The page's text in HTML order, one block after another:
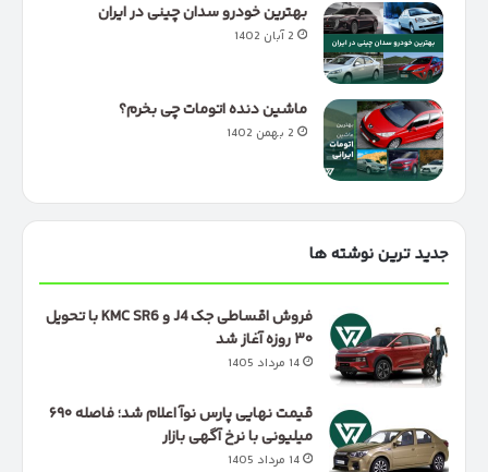
بهترین خودرو سدان چینی در ایران
2 آبان 1402
ماشین دنده اتومات چی بخرم؟
2 بهمن 1402
جدید ترین نوشته ها
فروش اقساطی جک J4 و KMC SR6 با تحویل
۳۰ روزه آغاز شد
14 مرداد 1405
قیمت نهایی پارس نوآ اعلام شد؛ فاصله ۶۹۰
میلیونی با نرخ آگهی بازار
14 مرداد 1405